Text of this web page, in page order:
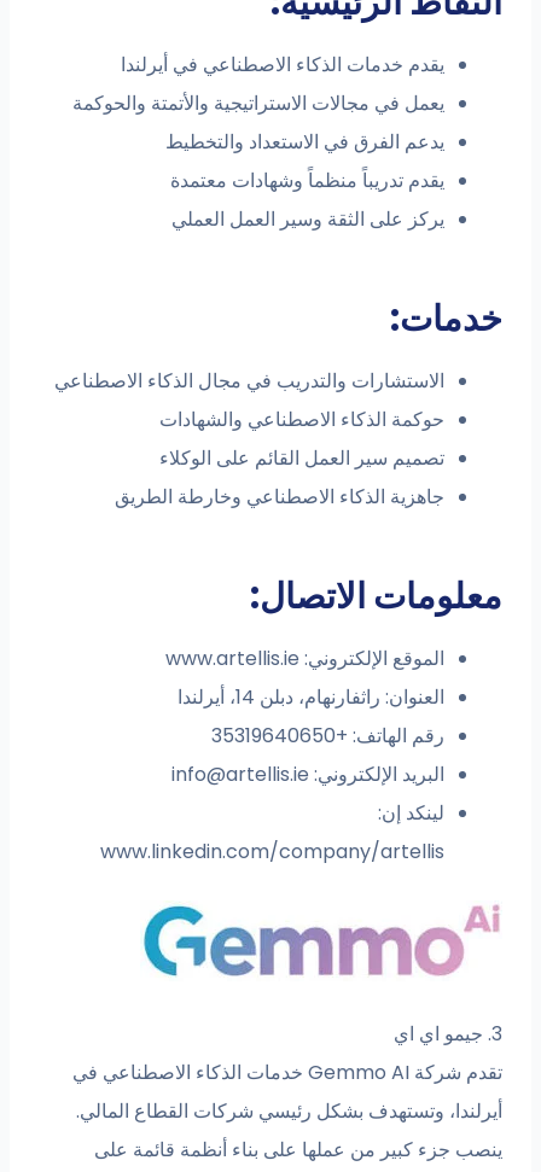
يقدم خدمات الذكاء الاصطناعي في أيرلندا
يعمل في مجالات الاستراتيجية والأتمتة والحوكمة
يدعم الفرق في الاستعداد والتخطيط
يقدم تدريباً منظماً وشهادات معتمدة
يركز على الثقة وسير العمل العملي
خدمات:
الاستشارات والتدريب في مجال الذكاء الاصطناعي
حوكمة الذكاء الاصطناعي والشهادات
تصميم سير العمل القائم على الوكلاء
جاهزية الذكاء الاصطناعي وخارطة الطريق
معلومات الاتصال:
الموقع الإلكتروني: www.artellis.ie
العنوان: راثفارنهام، دبلن 14، أيرلندا
رقم الهاتف: +35319640650
البريد الإلكتروني: info@artellis.ie
لينكد إن:
www.linkedin.com/company/artellis
3. جيمو اي اي
تقدم شركة Gemmo AI خدمات الذكاء الاصطناعي في
أيرلندا، وتستهدف بشكل رئيسي شركات القطاع المالي.
ينصب جزء كبير من عملها على بناء أنظمة قائمة على